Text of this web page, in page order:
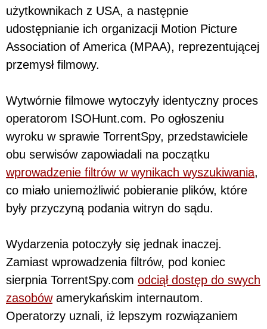
użytkownikach z USA, a następnie
udostępnianie ich organizacji Motion Picture
Association of America (MPAA), reprezentującej
przemysł filmowy.
Wytwórnie filmowe wytoczyły identyczny proces
operatorom ISOHunt.com. Po ogłoszeniu
wyroku w sprawie TorrentSpy, przedstawiciele
obu serwisów zapowiadali na początku
wprowadzenie filtrów w wynikach wyszukiwania,
co miało uniemożliwić pobieranie plików, które
były przyczyną podania witryn do sądu.
Wydarzenia potoczyły się jednak inaczej.
Zamiast wprowadzenia filtrów, pod koniec
sierpnia TorrentSpy.com odciął dostęp do swych
zasobówamerykańskim internautom.
Operatorzy uznali, iż lepszym rozwiązaniem